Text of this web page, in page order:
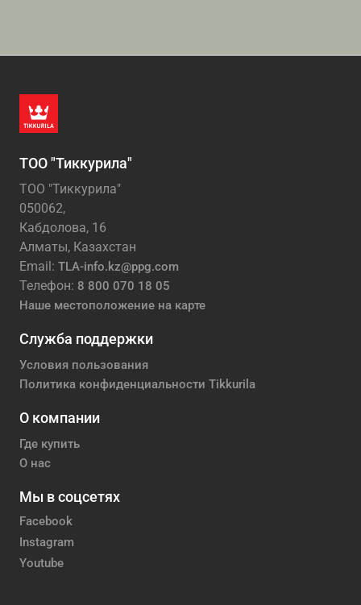
ТОО "Тиккурила"
ТОО "Тиккурила"
050062,
Кабдолова, 16
Алматы, Казахстан
Email: TLA-info.kz@ppg.com
Телефон: 8 800 070 18 05
Наше местоположение на карте
Служба поддержки
Условия пользования
Политика конфиденциальности Tikkurila
О компании
Где купить
О нас
Мы в соцсетях
Facebook
Instagram
Youtube